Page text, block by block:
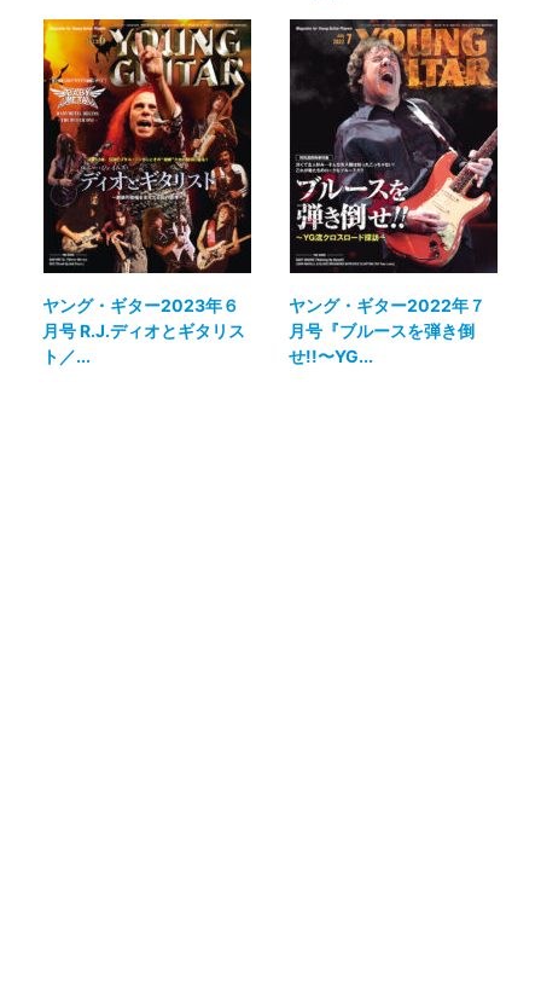
ヤング・ギター2023年６
月号 R.J.ディオとギタリス
ト／...
ヤング・ギター2022年７
月号『ブルースを弾き倒
せ!!〜YG...